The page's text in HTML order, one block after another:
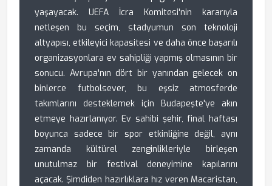
yaşayacak. UEFA İcra Komitesi'nin kararıyla
netleşen bu seçim, stadyumun son teknoloji
altyapısı, etkileyici kapasitesi ve daha önce başarılı
organizasyonlara ev sahipliği yapmış olmasının bir
sonucu. Avrupa'nın dört bir yanından gelecek on
binlerce futbolsever, bu eşsiz atmosferde
takımlarını desteklemek için Budapeşte'ye akın
etmeye hazırlanıyor. Ev sahibi şehir, final haftası
boyunca sadece bir spor etkinliğine değil, aynı
zamanda kültürel zenginlikleriyle birleşen
unutulmaz bir festival deneyimine kapılarını
açacak. Şimdiden hazırlıklara hız veren Macaristan,